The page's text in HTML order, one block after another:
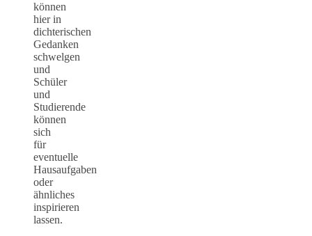
können
hier in
dichterischen
Gedanken
schwelgen
und
Schüler
und
Studierende
können
sich
für
eventuelle
Hausaufgaben
oder
ähnliches
inspirieren
lassen.